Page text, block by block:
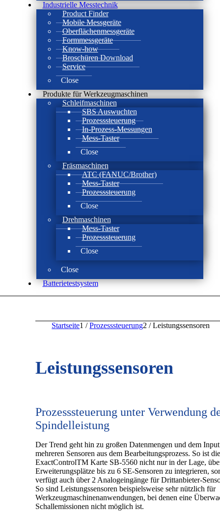
Industrielle Messtechnik
Product Finder
Mobile Messgeräte
Oberflächenmessgeräte
Formmessgeräte
Know-how
Broschüren Download
Service
Close
Produkte für Werkzeugmaschinen
Schleifmaschinen
SBS Auswuchten
Prozesssteuerung
In-Prozess-Messungen
Mess-Taster
Close
Fräsmaschinen
ATC (FANUC/Brother)
Mess-Taster
Prozesssteuerung
Close
Drehmaschinen
Mess-Taster
Prozesssteuerung
Close
Close
Batterie­test­system
Startseite1 / Prozesssteuerung2 / Leistungssensoren
Leistungssensoren
Prozesssteuerung unter Verwendung
Spindelleistung
Der Trend geht hin zu großen Datenmengen und dem
mehreren Sensoren aus dem Bearbeitungsprozess. So ist
ExactControlTM Karte SB-5560 nicht nur in der Lage,
Erweiterungsplätze bis zu 6 SE-Sensoren zu integrieren,
verfügt auch über 2 Analogeingänge für Drittanbieter-
So sind Leistungssensoren beispielsweise sehr nützlich für
Werkzeugmaschinenanwendungen, bei denen eine
Schallemissionen nicht möglich ist.